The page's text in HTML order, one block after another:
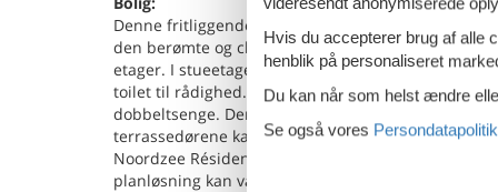
Denne fritliggende villa ligger i ferieparken North
den berømte og charmerende belgiske badeby
etager. I stueetagen finder du en stue og et åbent
toilet til rådighed. På første sal er der to
dobbeltsenge. Der er også to badeværelser, et
terrassedørene kan du nå haven med
Noordzee Résidence Cadzand-Bad er der
planløsning kan variere fra feriebolig til feriebolig.
Hvis du accepterer brug af alle
henblik på personaliseret
Du kan når som helst ændre
Se også vores Persondatapolitik